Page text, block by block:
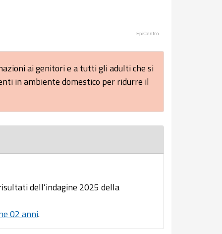
EpiCentro
ai genitori e a tutti gli adulti che si
in ambiente domestico per ridurre il
dell’indagine 2025 della
02 anni.